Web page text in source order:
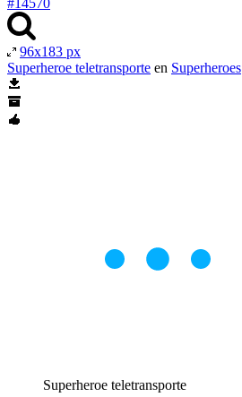
96x183 px
Superheroe teletransporte en Superheroes
Superheroe teletransporte